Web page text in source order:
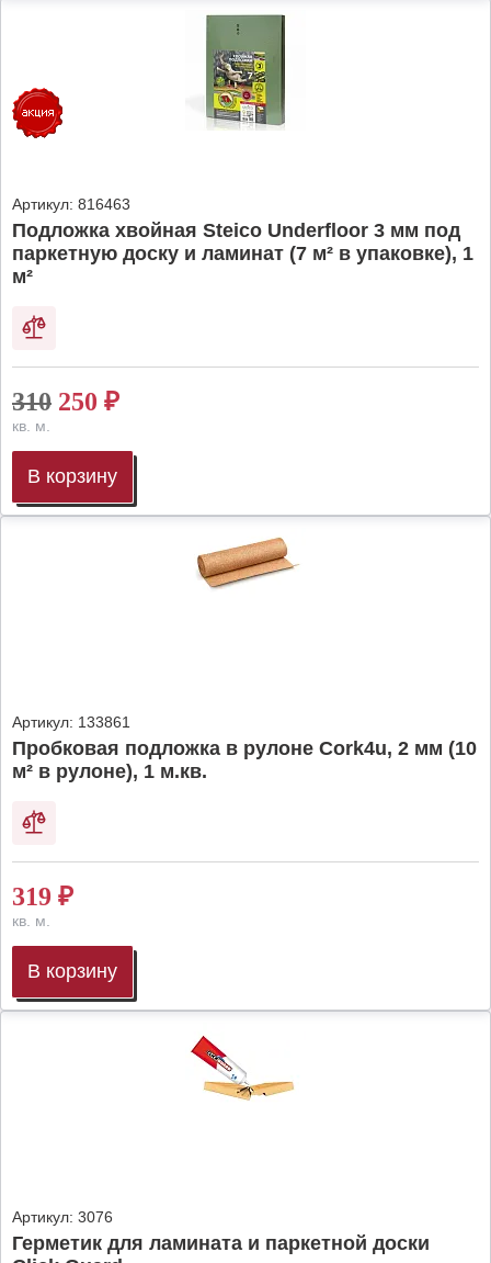
Артикул: 816463
Подложка хвойная Steico Underfloor 3 мм под
паркетную доску и ламинат (7 м² в упаковке), 1
м²
310 250 ₽
кв. м.
В корзину
Артикул: 133861
Пробковая подложка в рулоне Cork4u, 2 мм (10
м² в рулоне), 1 м.кв.
319 ₽
кв. м.
В корзину
Артикул: 3076
Герметик для ламината и паркетной доски